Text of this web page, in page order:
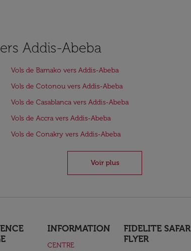
Addis-Abeba
Vols de Bamako vers Addis-Abeba
Vols de Cotonou vers Addis-Abeba
Vols de Casablanca vers Addis-Abeba
Vols de Accra vers Addis-Abeba
Vols de Conakry vers Addis-Abeba
Voir plus
INFORMATION
CENTRE
FIDELITE SAFAR
FLYER